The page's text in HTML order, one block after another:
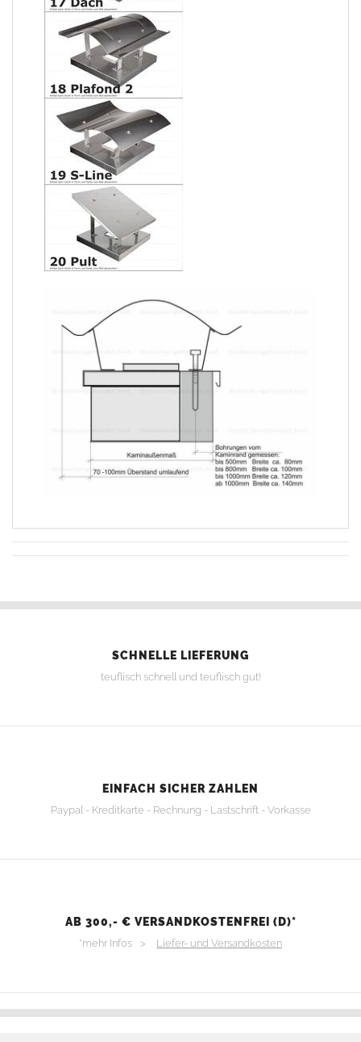
SCHNELLE LIEFERUNG
teuflisch schnell und teuflisch gut!
EINFACH SICHER ZAHLEN
Paypal - Kreditkarte - Rechnung - Lastschrift - Vorkasse
AB 300,- € VERSANDKOSTENFREI (D)*
*mehr Infos > Liefer- und Versandkosten